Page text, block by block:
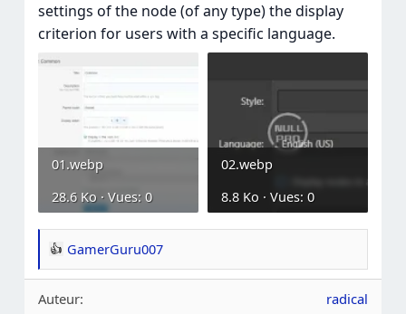
settings of the node (of any type) the display
criterion for users with a specific language.
01.webp
28.6 Ko · Vues: 0
02.webp
8.8 Ko · Vues: 0
R
é
a
GamerGuru007
Auteur
radical